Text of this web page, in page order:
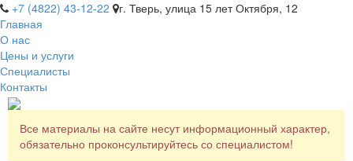
+7 (4822) 43-12-22
г. Тверь, улица 15 лет Октября, 12
Главная
О нас
Цены и услуги
Специалисты
Контакты
Все материалы на сайте несут информационный характер,
обязательно проконсультируйтесь со специалистом!